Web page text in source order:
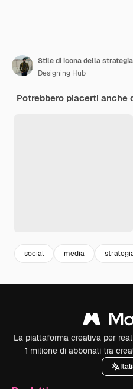
Designing Hub
Potrebbero piacerti anche
social media
La piattaforma creativa per
1 milione di abbonati tra